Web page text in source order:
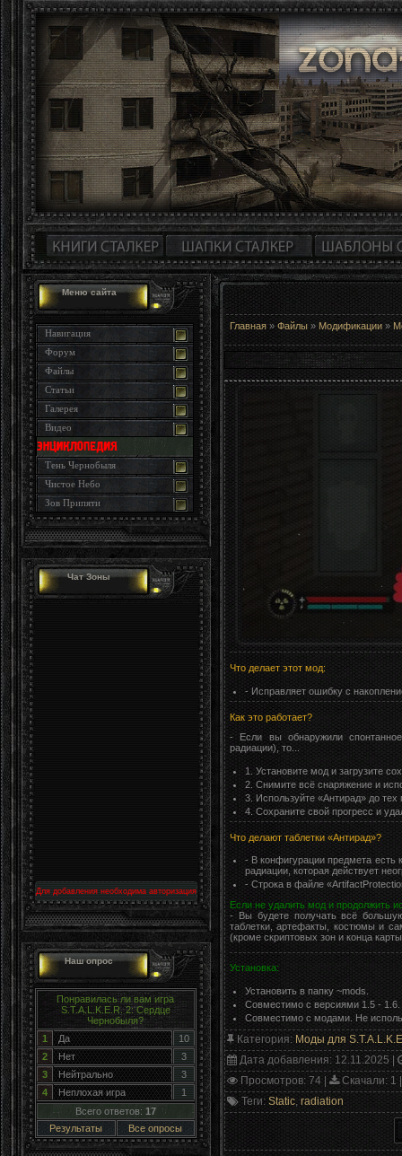
Меню сайта
Навигация
Форум
Файлы
Статьи
Галерея
Видео
Тень Чернобыля
Чистое Небо
Зов Припяти
Чат Зоны
Для добавления необходима авторизация
Наш опрос
Понравилась ли вам игра
S.T.A.L.K.E.R. 2: Сердце
Чернобыля?
1
Да
10
2
Нет
3
3
Нейтрально
3
4
Неплохая игра
1
Всего ответов: 17
Результаты
Все опросы
Главная » Файлы » Модификации »
Что делает этот мод:
- Исправляет ошибку с
Как это работает?
- Если вы обнаружили
радиации), то...
1. Установите мод и загрузите
2. Снимите всё снаряжение и
3. Используйте «Антирад» до тех
4. Сохраните свой прогресс и
Что делают таблетки «Антирад»?
- В конфигурации предмета есть
радиации, которая действует
- Строка в файле
Если не удалить мод и продолжить
- Вы будете получать всё
таблетки, артефакты, костюмы и
(кроме скриптовых зон и конца
Установка:
Установить в папку ~mods.
Совместимо с версиями 1.5 - 1.6.
Совместимо с модами. Не
Категория: Моды для
Дата добавления: 12.11.2025 |
Просмотров: 74 | Скачали: 1
Теги: Static radiation